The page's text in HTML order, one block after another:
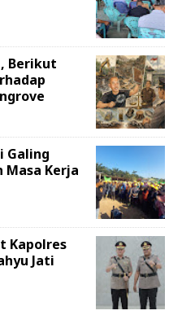
Berikut
Galing
Kerja
Kapolres
Jati